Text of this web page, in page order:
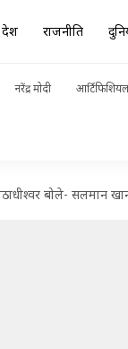
देश राजनीति
नरेंद्र मोदी
बोले- सलमान